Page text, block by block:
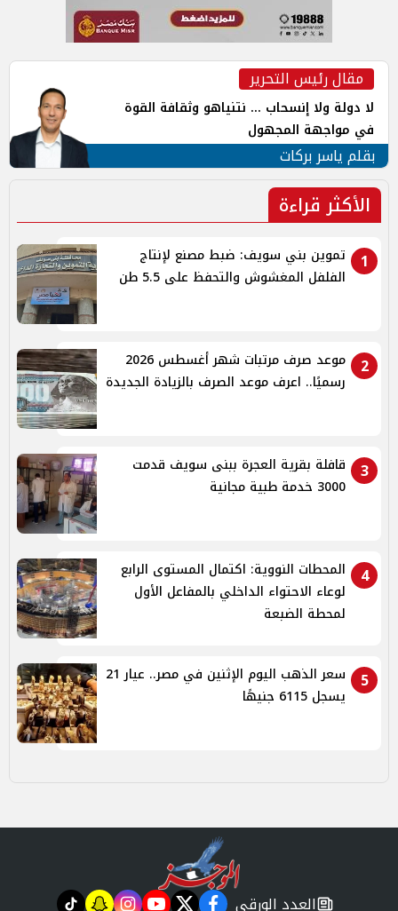
مقال رئيس التحرير
لا دولة ولا إنسحاب ... نتنياهو وثقافة القوة
في مواجهة المجهول
بقلم ياسر بركات
الأكثر قراءة
1
تموين بني سويف: ضبط مصنع لإنتاج
الفلفل المغشوش والتحفظ على 5.5 طن
2
موعد صرف مرتبات شهر أغسطس 2026
رسميًا.. اعرف موعد الصرف بالزيادة الجديدة
3
قافلة بقرية العجرة ببنى سويف قدمت
3000 خدمة طبية مجانية
4
المحطات النووية: اكتمال المستوى الرابع
لوعاء الاحتواء الداخلي بالمفاعل الأول
لمحطة الضبعة
5
سعر الذهب اليوم الإثنين في مصر.. عيار 21
يسجل 6115 جنيهًا
العدد الورقي